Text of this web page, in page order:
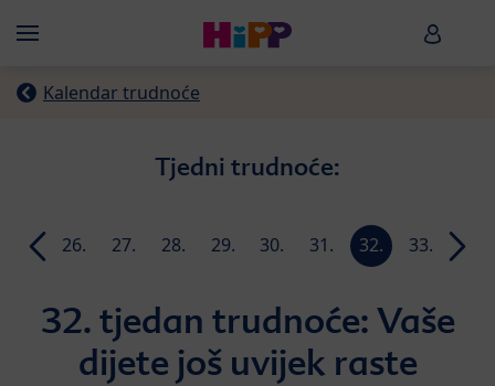
Menü HiPP
Kalendar trudnoće
Tjedni trudnoće:
25.
26.
27.
28.
29.
30.
31.
32.
33.
34.
32. tjedan trudnoće: Vaše
dijete još uvijek raste